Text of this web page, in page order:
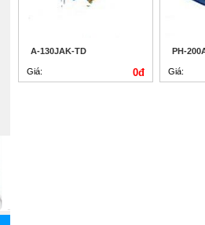
A-130JAK-TD
Giá: 0đ
PH-
Giá: